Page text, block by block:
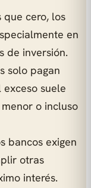
que cero, los
en
de inversión.
solo pagan
suele
o incluso
bancos exigen
otras
interés.